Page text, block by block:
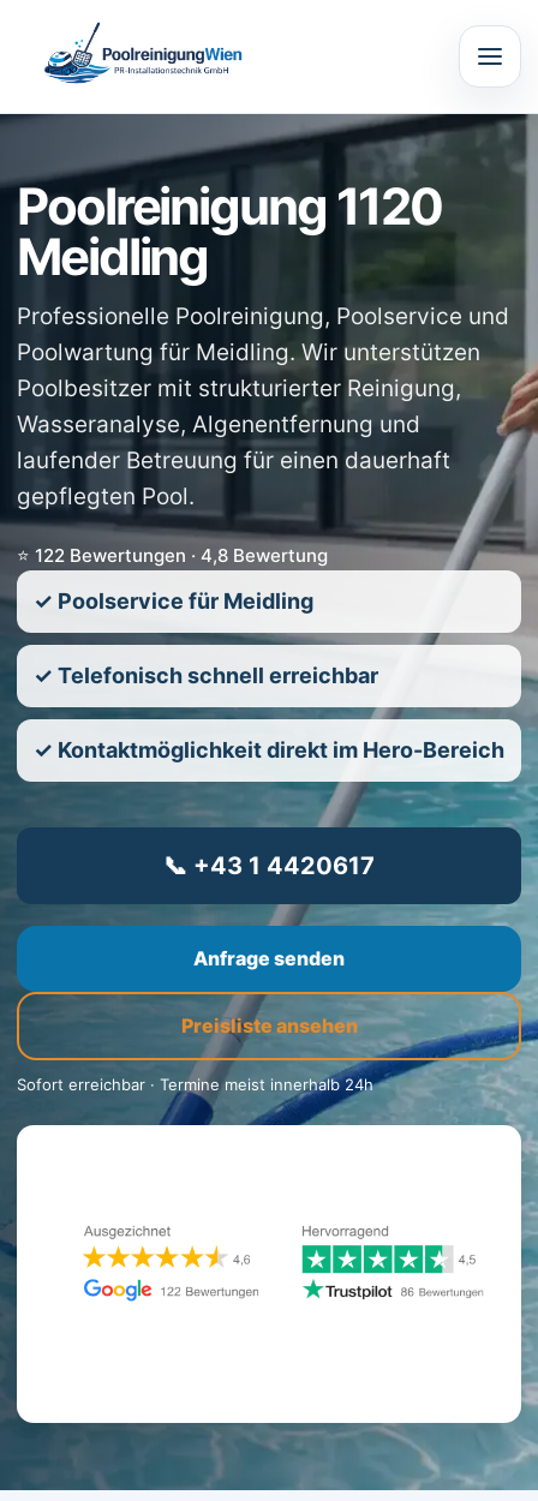
Poolreinigung 1120
Meidling
Professionelle Poolreinigung, Poolservice und
Poolwartung für Meidling. Wir unterstützen
Poolbesitzer mit strukturierter Reinigung,
Wasseranalyse, Algenentfernung und
laufender Betreuung für einen dauerhaft
gepflegten Pool.
⭐ 122 Bewertungen · 4,8 Bewertung
✓ Poolservice für Meidling
✓ Telefonisch schnell erreichbar
✓ Kontaktmöglichkeit direkt im Hero-Bereich
📞 +43 1 4420617
Anfrage senden
Preisliste ansehen
Sofort erreichbar · Termine meist innerhalb 24h